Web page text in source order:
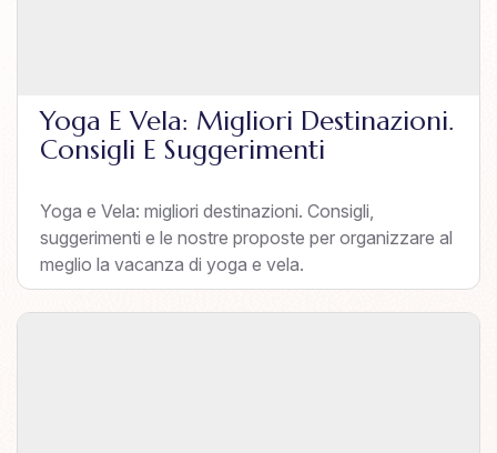
Yoga E Vela: Migliori Destinazioni.
Consigli E Suggerimenti
Yoga e Vela: migliori destinazioni. Consigli,
suggerimenti e le nostre proposte per organizzare al
meglio la vacanza di yoga e vela.